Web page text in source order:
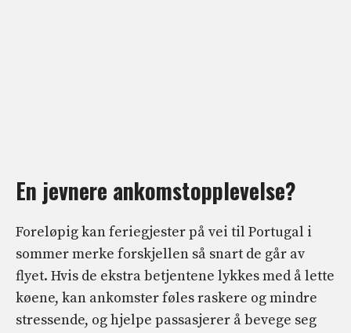
En jevnere ankomstopplevelse?
Foreløpig kan feriegjester på vei til Portugal i
sommer merke forskjellen så snart de går av
flyet. Hvis de ekstra betjentene lykkes med å lette
køene, kan ankomster føles raskere og mindre
stressende, og hjelpe passasjerer å bevege seg